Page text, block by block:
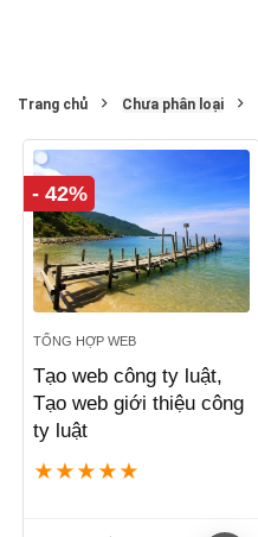
Trang chủ Chưa phân loại
- 42%
TỔNG HỢP WEB
Tạo web công ty luật,
Tạo web giới thiệu công
ty luật
★ ★ ★ ★ ★